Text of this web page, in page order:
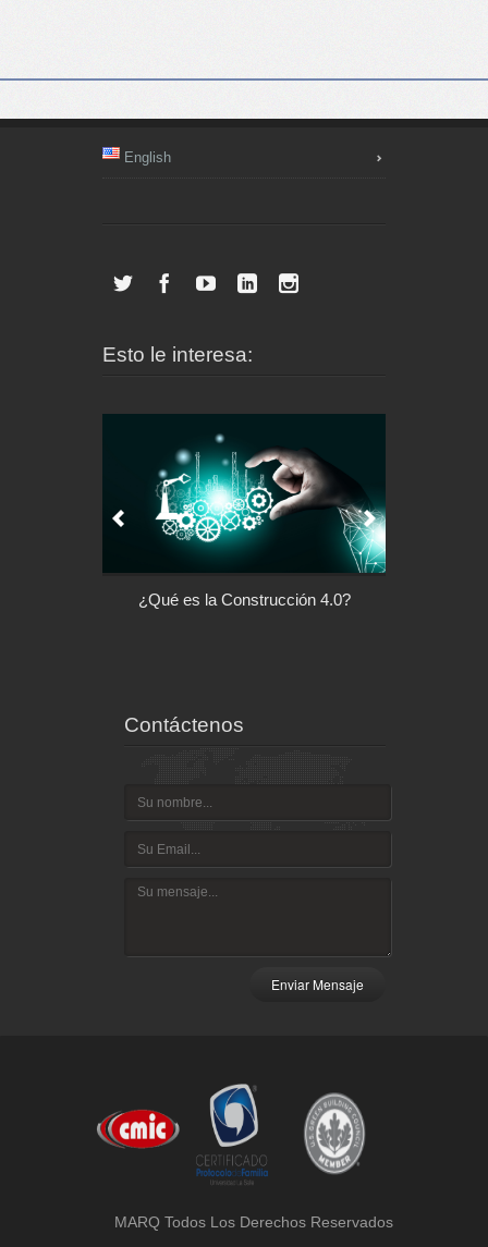
English
Esto le interesa:
¿Qué es la Construcción 4.0?
Contáctenos
Enviar Mensaje
MARQ Todos Los Derechos Reservados